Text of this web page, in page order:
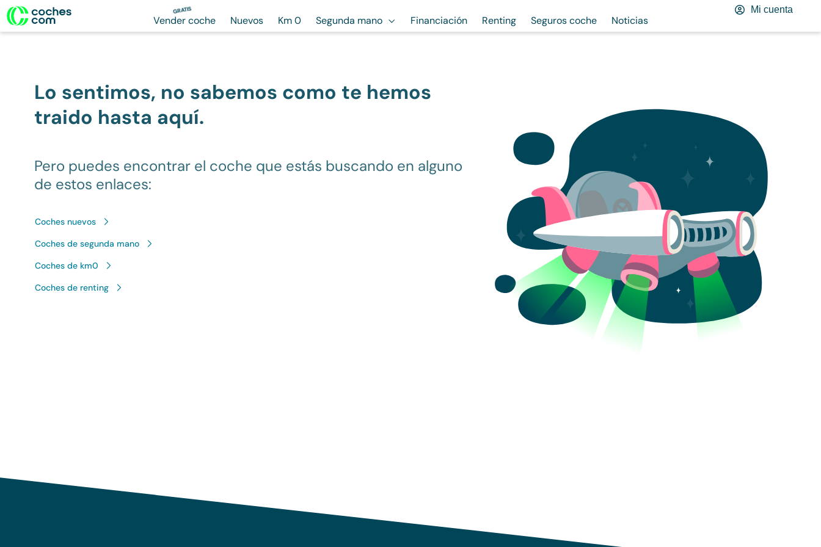
GRATIS
Vender coche Nuevos Km 0 Segunda mano Financiación Renting Seguros coche Noticias
Mi cuenta
Lo sentimos, no sabemos como te hemos
traido hasta aquí.
Pero puedes encontrar el coche que estás buscando en alguno
de estos enlaces:
Coches nuevos
Coches de segunda mano
Coches de km0
Coches de renting